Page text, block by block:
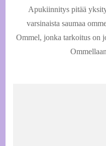
Apukiinnitys pitää
varsinaista saumaa
Ommel, jonka tarkoitus on